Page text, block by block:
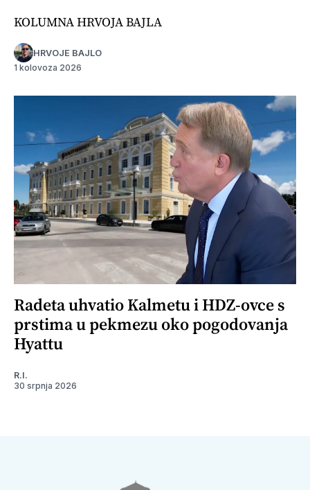
KOLUMNA HRVOJA BAJLA
HRVOJE BAJLO
1 kolovoza 2026
Radeta uhvatio Kalmetu i HDZ-ovce s
prstima u pekmezu oko pogodovanja
Hyattu
R.I.
30 srpnja 2026